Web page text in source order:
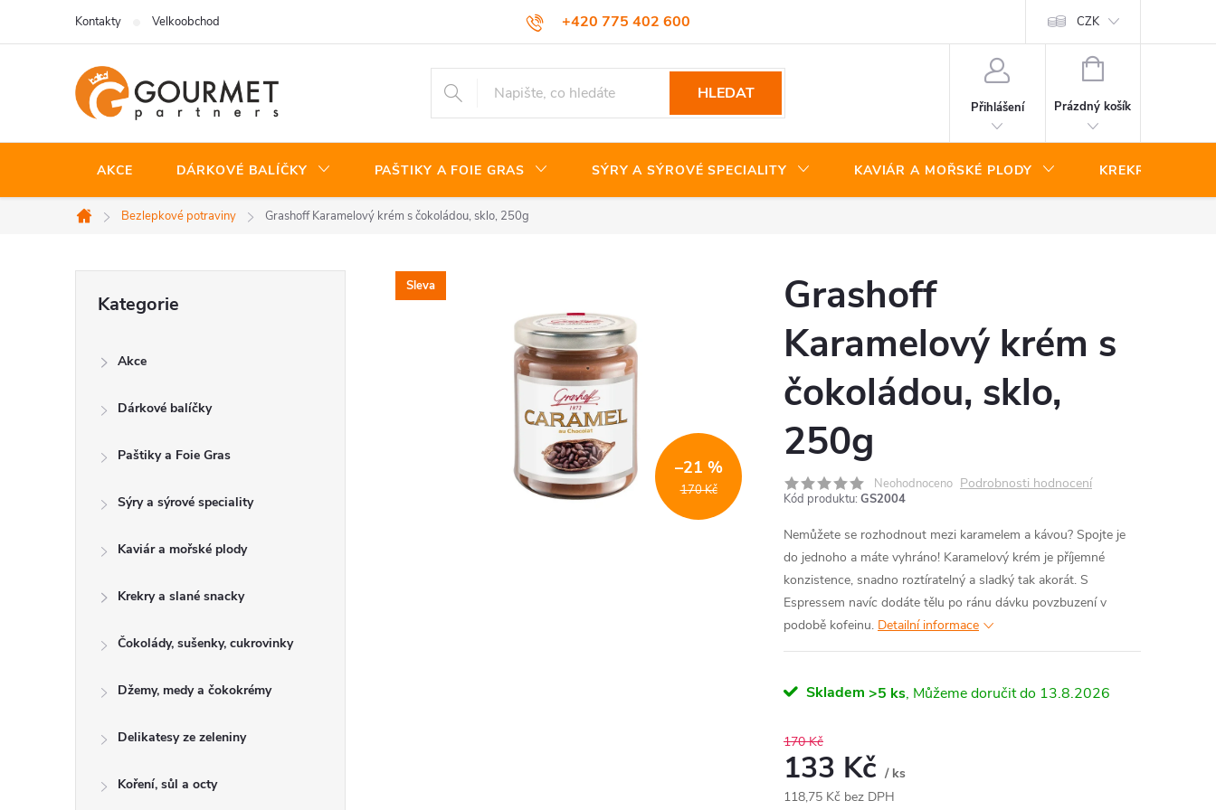
+420 775 402 600
Kontakty Velkoobchod CZK
HLEDAT
Přihlášení
NÁKUPNÍ
Prázdný košík
AKCE DÁRKOVÉ BALÍČKY PAŠTIKY A FOIE GRAS SÝRY A SÝROVÉ SPECIALITY KAVIÁR A MOŘSKÉ PLODY KREKRY A
Domů
Bezlepkové potraviny Grashoff Karamelový krém s čokoládou, sklo, 250g
kategorie
Kategorie
Akce
Dárkové balíčky
Paštiky a Foie Gras
Sýry a sýrové speciality
Kaviár a mořské plody
Krekry a slané snacky
Čokolády, sušenky, cukrovinky
Džemy, medy a čokokrémy
Delikatesy ze zeleniny
Koření, sůl a octy
Sleva
170 Kč
–21 %
Grashoff
Karamelový krém s
čokoládou, sklo,
250g
Neohodnoceno Podrobnosti hodnocení
Kód produktu: GS2004
Nemůžete se rozhodnout mezi karamelem a kávou? Spojte je
do jednoho a máte vyhráno! Karamelový krém je příjemné
konzistence, snadno roztíratelný a sladký tak akorát. S
Espressem navíc dodáte tělu po ránu dávku povzbuzení v
podobě kofeinu. Detailní informace
Skladem >5 ks 13.8.2026
170 Kč
133 Kč / ks
118,75 Kč bez DPH